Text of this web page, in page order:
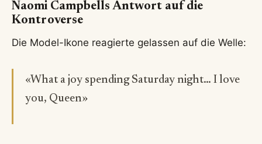
Naomi Campbells Antwort auf die
Kontroverse
Die Model-Ikone reagierte gelassen auf die Welle:
«What a joy spending Saturday night… I love
you, Queen»